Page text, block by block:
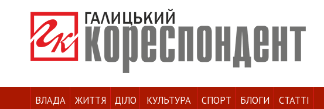
ВЛАДА ЖИТТЯ ДІЛО КУЛЬТУРА СПОРТ БЛОГИ СТАТТІ